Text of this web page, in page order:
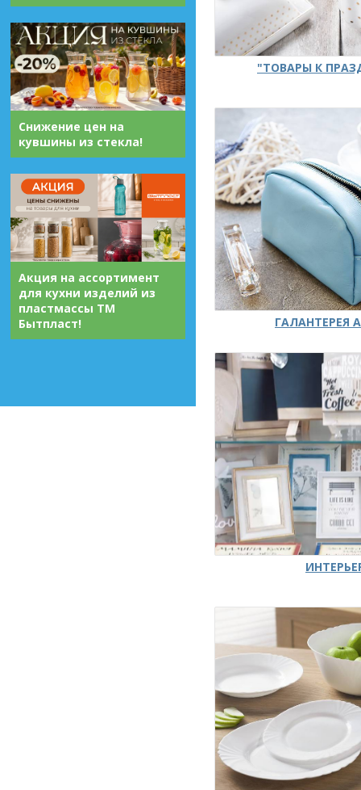
Снижение цен на
кувшины из стекла!
Акция на ассортимент
для кухни изделий из
пластмассы ТМ
Бытпласт!
"ТОВАРЫ К
ГАЛАНТЕРЕЯ